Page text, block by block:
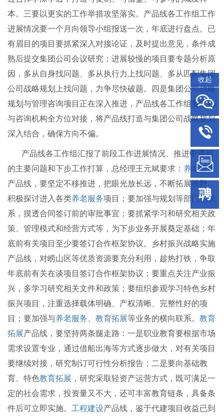
收起
本。三要以更实的工作举措攻坚落实。产品线各工作组工作
进展情况要一个月向领导小组报送一次，年底进行盘点。已
有眉目的项目要抓紧深入对接论证，及时提出意见，条件成
熟后提交集团公司会议研究；进展较慢的项目要专题分析原
因，多从自身找问题、多从执行力上找问题、多从匹配集团
公司战略规划上找问题，力争尽快破题。四是集团公司战略
规划与管理咨询项目正在深入推进，产品线各工作组要主动
与咨询机构全方位对接，将产品线打造与集团公司战略规划
深入结合，确保方向不偏。
产品线各工作组汇报了前段工作进展情况、推进中遇到
的主要问题和下步工作打算，总经理王元斌要求： 养老服务
产品线，要坚定不移推进，把眼光放长远，不断拓展视野，
积极探讨进入各类养老服务项目；要加强与规划等部门的联
系，摸透合同签订前的审批事宜；要抓紧学习和研究相关政
策、管理模式和经营方式等，为下步业务开展奠定基础；年
底前有关项目至少要签订合作框架协议。乡村振兴战略实施
产品线，对崂山区等优质资源要充分利用，趁热打铁，争取
年底前有关在谈项目签订合作框架协议；要重点关注产业振
兴，多学习研究相关文件和政策；要组织参观学习特色乡村
振兴项目，注重选择载体明确、产权清晰、完整性好的项
目；要加强与养老服务 教育拓展等业务的横向联系。 教育
拓展产品线，要坚持两条腿走路：一是职业教育要根据市场
需求设置专业，通过借船出海等方式逐步做大，对有关项目
要继续对接，研究制订可行性分析报告；二是要向基础教
育、特色教育拓展 ，研究采取轻资产运营方式，既可满足一
定的社会需求，投资量又不大，还可丰富教育链条，具备条
件后可立即实施。 工程建设产品线，鉴于代建项目收益已到